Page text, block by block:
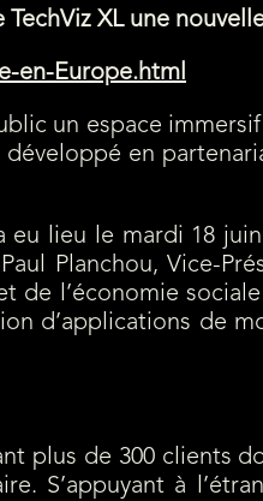
XL une
en-Europe.html
un espace
en
lieu le mardi 18
Planchou, Vice-
de l’économie
d’applications de
plus de 300 clients
S’appuyant à